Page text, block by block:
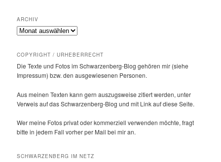
ARCHIV
Archiv
COPYRIGHT / URHEBERRECHT
Die Texte und Fotos im Schwarzenberg-Blog gehören mir (siehe
Impressum) bzw. den ausge­wie­senen Personen.
Aus meinen Texten kann gern auszugs­weise zitiert werden, unter
Verweis auf das Schwarzenberg-Blog und mit Link auf diese Seite.
Wer meine Fotos privat oder kommer­ziell verwenden möchte, fragt
bitte in jedem Fall vorher per Mail bei mir an.
SCHWARZENBERG IM NETZ